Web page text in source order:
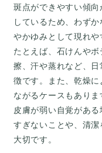
斑点ができやすい傾
しているため、わず
やかゆみとして現れや
たとえば、石けんや
擦、汗や蒸れなど、
徴です。また、乾燥
ながるケースもありま
皮膚が弱い自覚があ
すぎないことや、清
大切です。